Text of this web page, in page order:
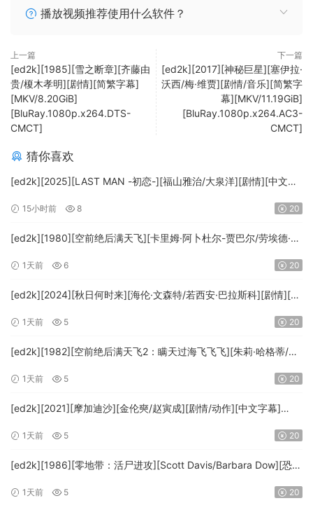
播放视频推荐使用什么软件？
上一篇
[ed2k][1985][雪之断章][齐藤由
贵/榎木孝明][剧情][简繁字幕]
[MKV/8.20GiB]
[BluRay.1080p.x264.DTS-
CMCT]
下一篇
[ed2k][2017][神秘巨星][塞伊拉·
沃西/梅·维贾][剧情/音乐][简繁字
幕][MKV/11.19GiB]
[BluRay.1080p.x264.AC3-
CMCT]
猜你喜欢
[ed2k][2025][LAST MAN -初恋-][福山雅治/大泉洋][剧情][中文字
15小时前 8 20
[ed2k][1980][空前绝后满天飞][卡里姆·阿卜杜尔-贾巴尔/劳埃德·布
HD.MA5.1.x265.10bit-BeiTai]
1天前 6 20
[ed2k][2024][秋日何时来][海伦·文森特/若西安·巴拉斯科][剧情][中
FRDS]
1天前 5 20
[ed2k][1982][空前绝后满天飞2：瞒天过海飞飞飞][朱莉·哈格蒂/罗
[1080p.BluRay.x264.DTS-WiKi]
1天前 5 20
[ed2k][2021][摩加迪沙][金伦奭/赵寅成][剧情/动作][中文字幕]
1天前 5 20
[ed2k][1986][零地带：活尸进攻][Scott Davis/Barbara Dow][恐
MTeam]
1天前 5 20